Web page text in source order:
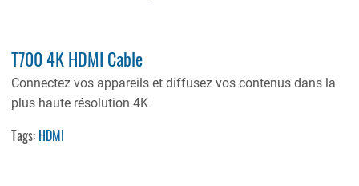
T700 4K HDMI Cable
Connectez vos appareils et diffusez vos contenus dans la
plus haute résolution 4K
Tags: HDMI